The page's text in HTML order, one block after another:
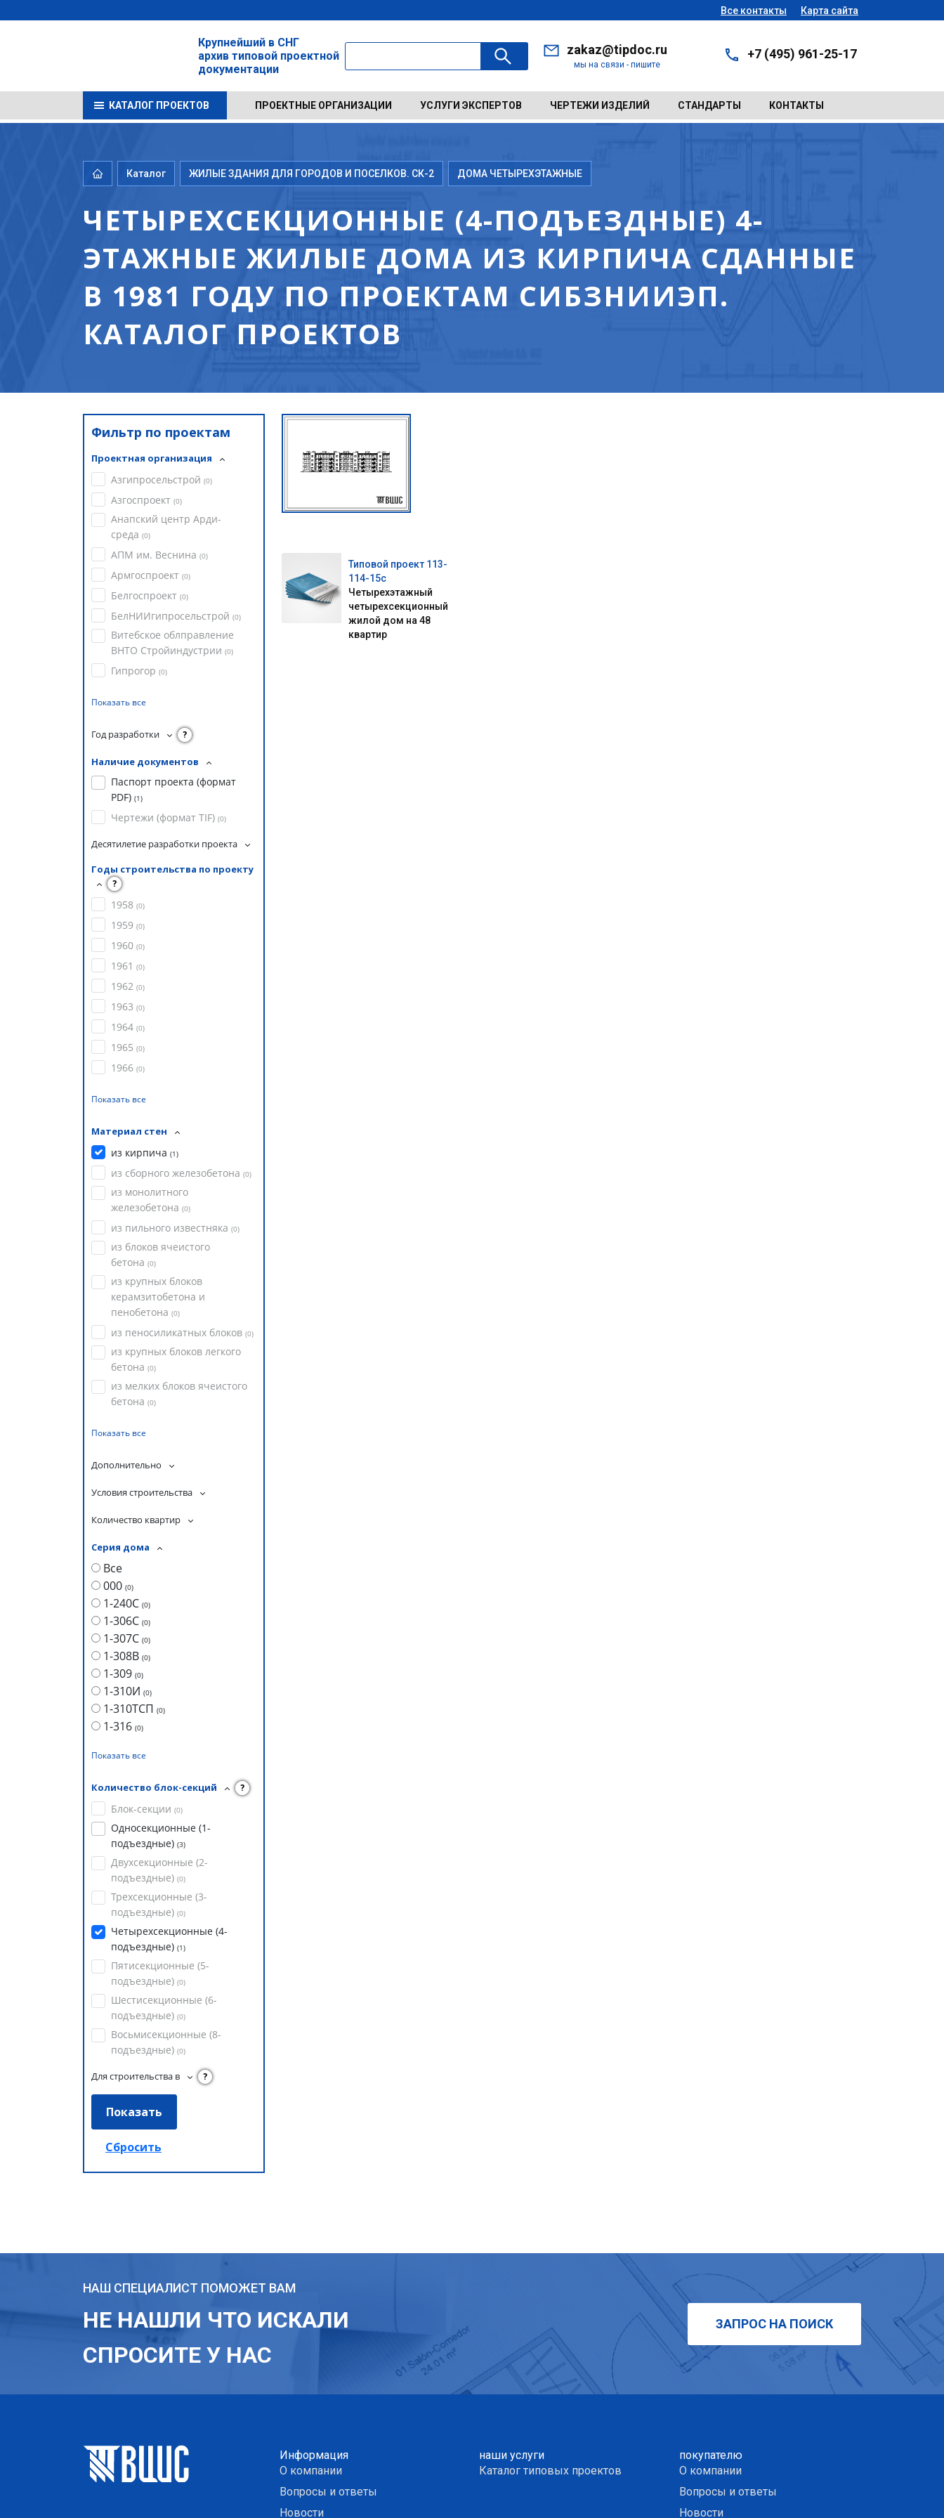
Все контакты Карта сайта
Крупнейший в СНГ
архив типовой проектной
документации
zakaz@tipdoc.ru
мы на связи - пишите
+7 (495) 961-25-17
КАТАЛОГ ПРОЕКТОВ ПРОЕКТНЫЕ ОРГАНИЗАЦИИ УСЛУГИ ЭКСПЕРТОВ ЧЕРТЕЖИ ИЗДЕЛИЙ СТАНДАРТЫ КОНТАКТЫ
Каталог ЖИЛЫЕ ЗДАНИЯ ДЛЯ ГОРОДОВ И ПОСЕЛКОВ. СК-2 ДОМА ЧЕТЫРЕХЭТАЖНЫЕ
ЧЕТЫРЕХСЕКЦИОННЫЕ (4-ПОДЪЕЗДНЫЕ) 4-
ЭТАЖНЫЕ ЖИЛЫЕ ДОМА ИЗ КИРПИЧА СДАННЫЕ
В 1981 ГОДУ ПО ПРОЕКТАМ СИБЗНИИЭП.
КАТАЛОГ ПРОЕКТОВ
Фильтр по проектам
Проектная организация
Азгипросельстрой (0)
Азгоспроект (0)
Анапский центр Арди-
среда (0)
АПМ им. Веснина (0)
Армгоспроект (0)
Белгоспроект (0)
БелНИИгипросельстрой (0)
Витебское облправление
ВНТО Стройиндустрии (0)
Гипрогор (0)
Показать все
Год разработки ?
Наличие документов
Паспорт проекта (формат
PDF) (1)
Чертежи (формат TIF) (0)
Десятилетие разработки проекта
Годы строительства по проекту
?
1958 (0)
1959 (0)
1960 (0)
1961 (0)
1962 (0)
1963 (0)
1964 (0)
1965 (0)
1966 (0)
Показать все
Материал стен
из кирпича (1)
из сборного железобетона (0)
из монолитного
железобетона (0)
из пильного известняка (0)
из блоков ячеистого
бетона (0)
из крупных блоков
керамзитобетона и
пенобетона (0)
из пеносиликатных блоков (0)
из крупных блоков легкого
бетона (0)
из мелких блоков ячеистого
бетона (0)
Показать все
Дополнительно
Условия строительства
Количество квартир
Серия дома
Все
000 (0)
1-240С (0)
1-306С (0)
1-307С (0)
1-308В (0)
1-309 (0)
1-310И (0)
1-310ТСП (0)
1-316 (0)
Показать все
Количество блок-секций ?
Блок-секции (0)
Односекционные (1-
подъездные) (3)
Двухсекционные (2-
подъездные) (0)
Трехсекционные (3-
подъездные) (0)
Четырехсекционные (4-
подъездные) (1)
Пятисекционные (5-
подъездные) (0)
Шестисекционные (6-
подъездные) (0)
Восьмисекционные (8-
подъездные) (0)
Для строительства в ?
Типовой проект 113-
114-15с
Четырехэтажный
четырехсекционный
жилой дом на 48
квартир
НАШ СПЕЦИАЛИСТ ПОМОЖЕТ ВАМ
НЕ НАШЛИ ЧТО ИСКАЛИ
СПРОСИТЕ У НАС
ЗАПРОС НА ПОИСК
Информация
О компании
Вопросы и ответы
Новости
наши услуги
Каталог типовых проектов
покупателю
О компании
Вопросы и ответы
Новости